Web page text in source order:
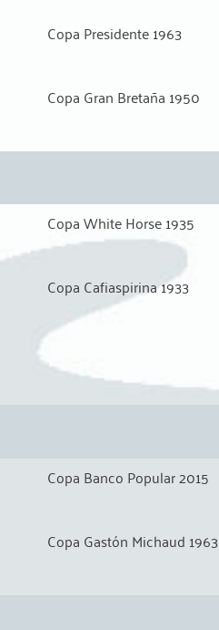
Copa Presidente 1963
Copa Gran Bretaña 1950
Copa White Horse 1935
Copa Cafiaspirina 1933
Copa Banco Popular 2015
Copa Gastón Michaud 1963